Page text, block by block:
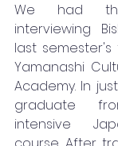
We had
interviewing
last
Yamanashi
Academy. In
graduate
intensive